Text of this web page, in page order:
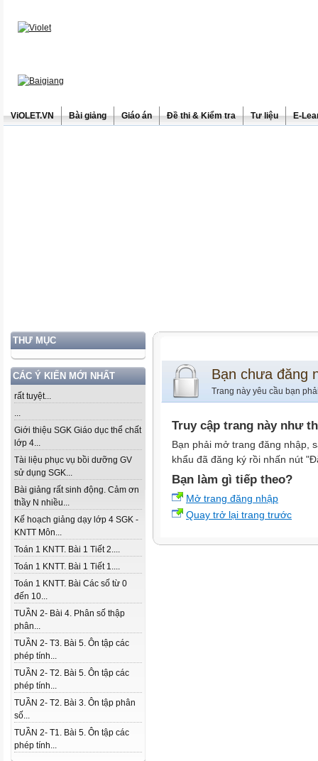
ViOLET.VN Bài giảng Giáo án Đề thi & Kiểm tra Tư liệu E-
THƯ MỤC
CÁC Ý KIẾN MỚI NHẤT
rất tuyệt...
...
Giới thiệu SGK Giáo dục thể chất
lớp 4...
Tài liệu phục vụ bồi dưỡng GV
sử dụng SGK...
Bài giảng rất sinh động. Cảm ơn
thầy N nhiều...
Kế hoạch giảng dạy lớp 4 SGK -
KNTT Môn...
Toán 1 KNTT. Bài 1 Tiết 2....
Toán 1 KNTT. Bài 1 Tiết 1....
Toán 1 KNTT. Bài Các số từ 0
đến 10...
TUẦN 2- Bài 4. Phân số thập
phân...
TUẦN 2- T3. Bài 5. Ôn tập các
phép tính...
TUẦN 2- T2. Bài 5. Ôn tập các
phép tính...
TUẦN 2- T2. Bài 3. Ôn tập phân
số...
TUẦN 2- T1. Bài 5. Ôn tập các
phép tính...
Bạn chưa đăng
Trang này yêu cầu bạn
Truy cập trang này như
Bạn phải mở trang đăng nhập,
khẩu đã đăng ký rồi nhấn nút
Bạn làm gì tiếp theo?
Mở trang đăng nhập
Quay trở lại trang trước